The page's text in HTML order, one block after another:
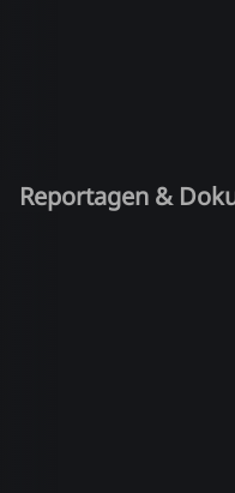
Reportagen &